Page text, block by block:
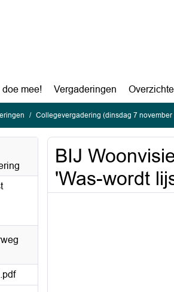
doe mee! Vergaderingen
Collegevergadering (dinsdag 7 november
BIJ
'Was-wordt